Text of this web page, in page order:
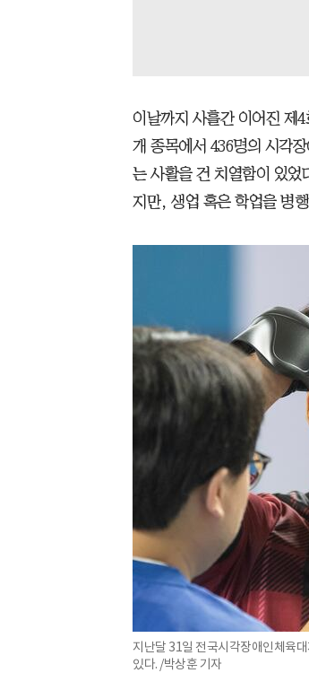
이날까지 사흘간 이어진 제
개 종목에서 436명의 시각
는 사활을 건 치열함이 있었
지만, 생업 혹은 학업을 병
지난달 31일 전국시각장애인체육
있다. /박상훈 기자